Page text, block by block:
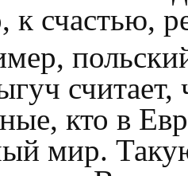
к счастью,
считает,
кто в
мир.